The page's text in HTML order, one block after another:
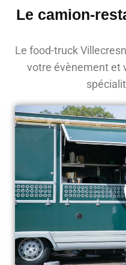
Le camion-
Le food-truck
votre évènement et